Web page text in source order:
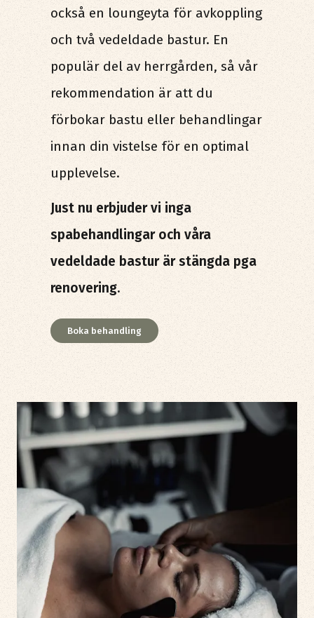
också en loungeyta för avkoppling
och två vedeldade bastur. En
populär del av herrgården, så vår
rekommendation är att du
förbokar bastu eller behandlingar
innan din vistelse för en optimal
upplevelse.
Just nu erbjuder vi inga
spabehandlingar och våra
vedeldade bastur är stängda pga
renovering.
Boka behandling